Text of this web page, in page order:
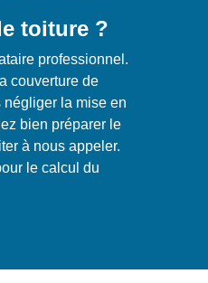
toiture ?
professionnel.
couverture de
la mise en
bien préparer le
à nous appeler.
le calcul du